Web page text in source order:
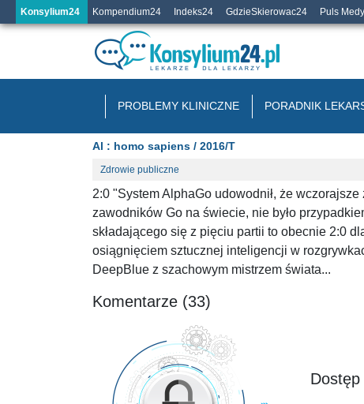
Konsylium24 Kompendium24 Indeks24 GdzieSkierowac24 Puls
PROBLEMY KLINICZNE PORADNIK
Al : homo sapiens / 2016/T
Zdrowie publiczne
2:0 "System AlphaGo udowodnił, że
zawodników Go na świecie, nie było
składającego się z pięciu partii to obecnie 2:0
osiągnięciem sztucznej inteligencji w
DeepBlue z szachowym mistrzem świata...
Komentarze (33)